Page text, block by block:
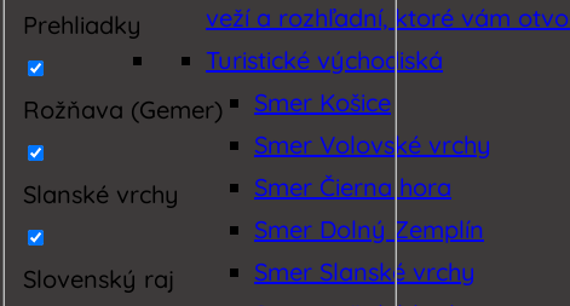
Prehliadky
Rožňava (Gemer)
Slanské vrchy
Slovenský raj
veží a rozhľadní, ktoré vám
Turistické východiská
Smer Košice
Smer Volovské vrchy
Smer Čierna hora
Smer Dolný Zemplín
Smer Slanské vrchy